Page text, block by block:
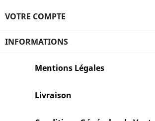
VOTRE COMPTE
INFORMATIONS
Mentions Légales
Livraison